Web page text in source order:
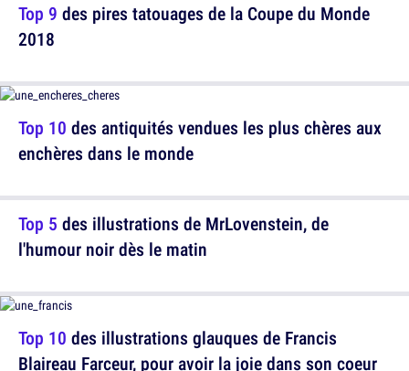
Top 10 des antiquités vendues les plus chères aux
enchères dans le monde
Top 10 des illustrations glauques de Francis
Blaireau Farceur, pour avoir la joie dans son coeur
Top 9 des pires tatouages de la Coupe du Monde
2018
Top 5 des illustrations de MrLovenstein, de
l'humour noir dès le matin